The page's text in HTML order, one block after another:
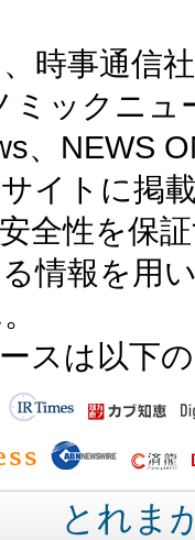
時事通信
ミックニ
、NEWS
イトに掲
全性を保
情報を用
スは以下
とれま